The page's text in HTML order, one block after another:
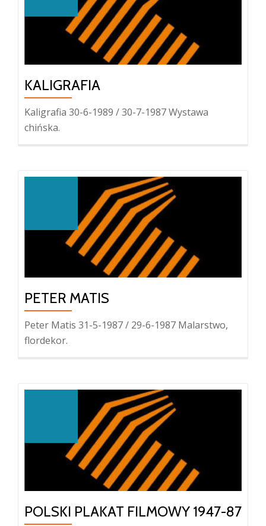
KALIGRAFIA
Kaligrafia 30-6-1989 / 30-7-1987 Wystawa
chińska.
PETER MATIS
Peter Matis 31-5-1987 / 29-6-1987 Malarstwo,
flordekor.
POLSKI PLAKAT FILMOWY 1947-87